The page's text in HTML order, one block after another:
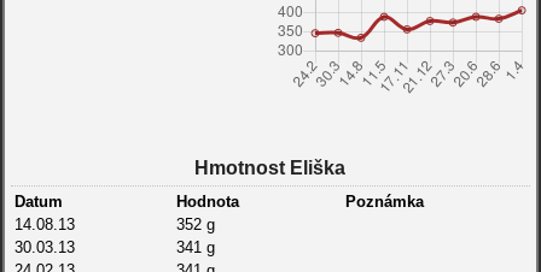
28.11.11
198 g
19.10.11
122 g
14.09.11
60 g
Hmotnost Eliška
Datum Hodnota
Poznámka
14.08.13
352 g
30.03.13
341 g